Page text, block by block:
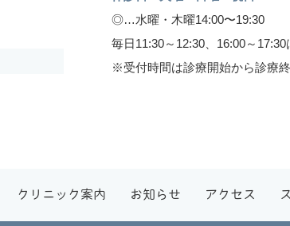
◎…水曜・木曜14:00〜19:30
毎日11:30～12:30、16:00～
※受付時間は診療開始から診療
クリニック案内 お知らせ アクセス